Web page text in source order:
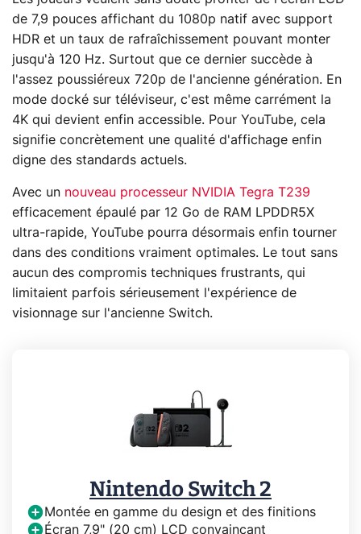
de 7,9 pouces affichant du 1080p natif avec support
HDR et un taux de rafraîchissement pouvant monter
jusqu'à 120 Hz. Surtout que ce dernier succède à
l'assez poussiéreux 720p de l'ancienne génération. En
mode docké sur téléviseur, c'est même carrément la
4K qui devient enfin accessible. Pour YouTube, cela
signifie concrètement une qualité d'affichage enfin
digne des standards actuels.
Avec un nouveau processeur NVIDIA Tegra T239
efficacement épaulé par 12 Go de RAM LPDDR5X
ultra-rapide, YouTube pourra désormais enfin tourner
dans des conditions vraiment optimales. Le tout sans
aucun des compromis techniques frustrants, qui
limitaient parfois sérieusement l'expérience de
visionnage sur l'ancienne Switch.
Nintendo Switch 2
Montée en gamme du design et des finitions
Écran 7,9" (20 cm) LCD convaincant